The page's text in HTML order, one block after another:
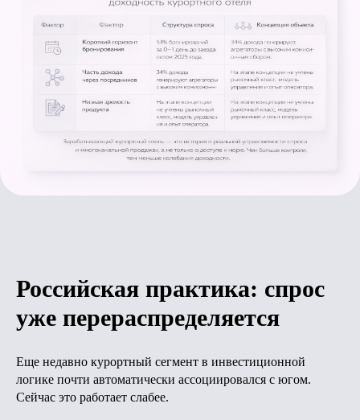
Российская практика: спрос
уже перераспределяется
Еще недавно курортный сегмент в инвестиционной
логике почти автоматически ассоциировался с югом.
Сейчас это работает слабее.